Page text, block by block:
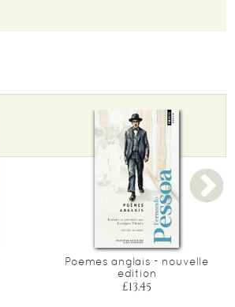
Poemes anglais - nouvelle
edition
£13.45